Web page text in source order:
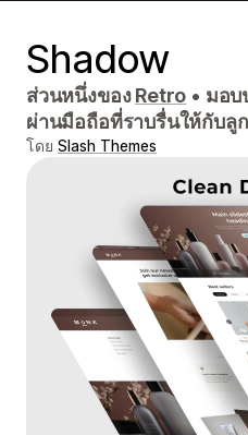
Shadow
ส่วนหนึ่งของRetro • มอบ
ผ่านมือถือที่ราบรื่นให้กับลู
โดย Slash Themes